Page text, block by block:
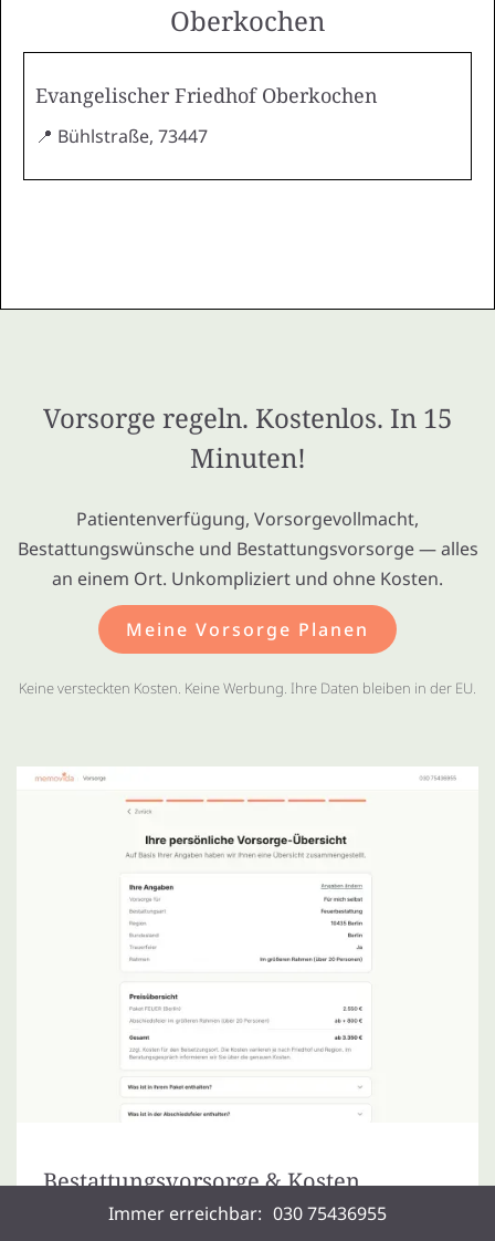
Oberkochen
Evangelischer Friedhof Oberkochen
📍 Bühlstraße, 73447
Vorsorge regeln. Kostenlos. In 15
Minuten!
Patientenverfügung, Vorsorgevollmacht,
Bestattungswünsche und Bestattungsvorsorge — alles
an einem Ort. Unkompliziert und ohne Kosten.
Meine Vorsorge Planen
Keine versteckten Kosten. Keine Werbung. Ihre Daten bleiben in der EU.
Bestattungsvorsorge & Kosten
Bestattungsvorsorge planen, Kosten
Immer erreichbar: 030 75436955